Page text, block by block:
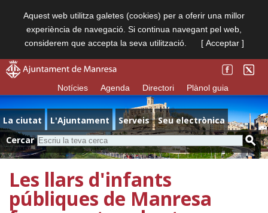
Aquest web utilitza galetes (cookies) per a oferir una millor
experiència de navegació. Si continua navegant pel web,
considerem que accepta la seva utilització.
[ Acceptar ]
Notícies Agenda Directori Plànol guia
La ciutat L'Ajuntament Serveis
Seu electrònica
Cercar
Les llars d'infants
públiques de Manresa